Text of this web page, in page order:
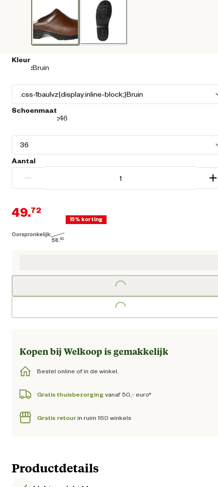
Kleur
:Bruin
Schoenmaat
:46
Aantal
− +
Oorspronkelijk:
58.50
49.72
Huidige prijs € 49,72
15% korting
Loading...
Loading...
Kopen bij Welkoop is gemakkelijk
Bestel online of in de winkel.
Gratis thuisbezorging vanaf 50,- euro*
Gratis retourin ruim 160 winkels
Productdetails